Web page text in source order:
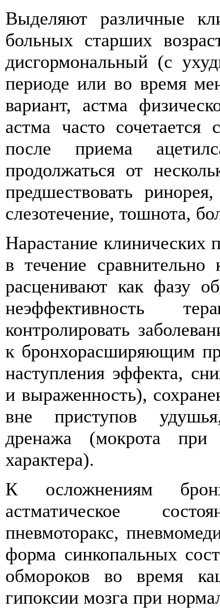
Выделяют различные
больных старших
дисгормональный (с
периоде или во время
вариант, астма
астма часто
после приема
продолжаться от
предшествовать
слезотечение, тошнота,
Нарастание клинических
в течение сравнительно
расценивают как фазу
неэффективность
контролировать
к бронхорасширяющим
наступления эффекта,
и выраженность),
вне приступов
дренажа (мокрота
характера).
К осложнениям
астматическое
пневмоторакс,
форма синкопальных
обмороков во время
гипоксии мозга при